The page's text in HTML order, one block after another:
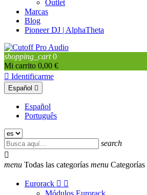
Outlet
Marcas
Blog
Pioneer DJ | AlphaTheta
shopping_cart 0
Mi carrito 0,00 €
 Identificarme
Español 
Español
Português
search

menu Todas las categorías menu Categorías
Eurorack  
Módulos Eurorack